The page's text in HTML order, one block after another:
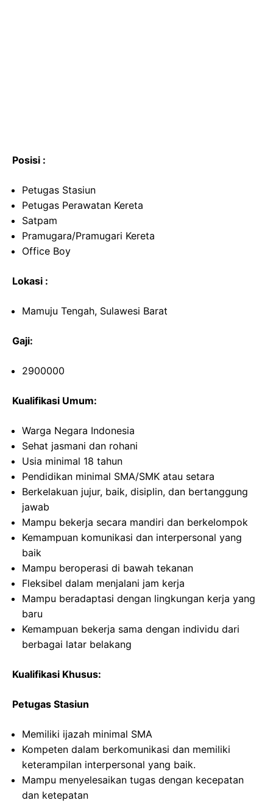
Posisi :
Petugas Stasiun
Petugas Perawatan Kereta
Satpam
Pramugara/Pramugari Kereta
Office Boy
Lokasi :
Mamuju Tengah, Sulawesi Barat
Gaji:
2900000
Kualifikasi Umum:
Warga Negara Indonesia
Sehat jasmani dan rohani
Usia minimal 18 tahun
Pendidikan minimal SMA/SMK atau setara
Berkelakuan jujur, baik, disiplin, dan bertanggung
jawab
Mampu bekerja secara mandiri dan berkelompok
Kemampuan komunikasi dan interpersonal yang
baik
Mampu beroperasi di bawah tekanan
Fleksibel dalam menjalani jam kerja
Mampu beradaptasi dengan lingkungan kerja yang
baru
Kemampuan bekerja sama dengan individu dari
berbagai latar belakang
Kualifikasi Khusus:
Petugas Stasiun
Memiliki ijazah minimal SMA
Kompeten dalam berkomunikasi dan memiliki
keterampilan interpersonal yang baik.
Mampu menyelesaikan tugas dengan kecepatan
dan ketepatan